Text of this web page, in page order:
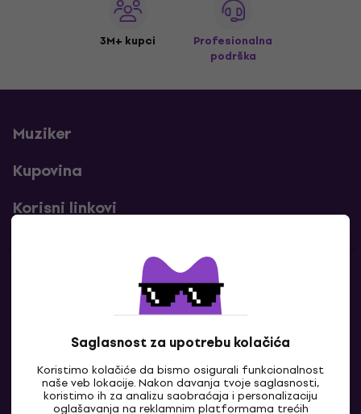
Saglasnost za upotrebu kolačića
Koristimo kolačiće da bismo osigurali funkcionalnost
naše veb lokacije. Nakon davanja tvoje saglasnosti,
koristimo ih za analizu saobraćaja i personalizaciju
oglašavanja na reklamnim platformama trećih
3M+ kupci
Profesionalna
podrška
Muziker
Kupovina
Korisni linkovi
Kontakti
Kontaktiraj nas